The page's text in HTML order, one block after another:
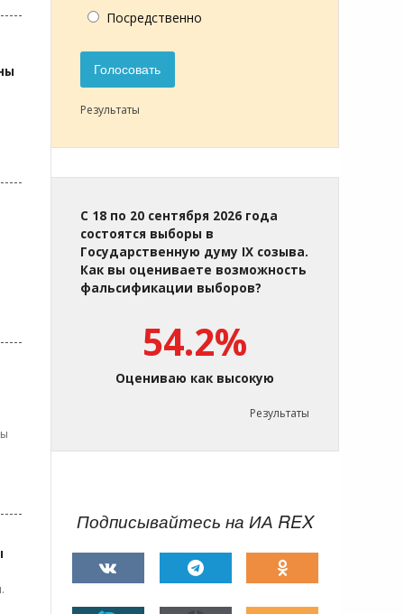
Посредственно
Голосовать
Результаты
С 18 по 20 сентября 2026 года
состоятся выборы в
Государственную думу IX созыва.
Как вы оцениваете возможность
фальсификации выборов?
54.2%
Оцениваю как высокую
Результаты
Подписывайтесь на ИА REX